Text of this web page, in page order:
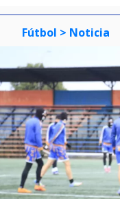
Fútbol > Noticia